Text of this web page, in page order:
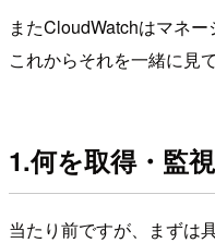
またCloudWatchはマネ
これからそれを一緒に見
1.何を取得・監
当たり前ですが、まずは